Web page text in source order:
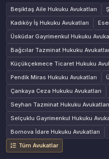
Beşiktaş Aile Hukuku Avukatları
Kadıköy İş Hukuku Avukatları
Üsküdar Gayrimenkul Hukuku
Bağcılar Tazminat Hukuku
Küçükçekmece Ticaret Hukuku
Pendik Miras Hukuku Avukatları
Çankaya Ceza Hukuku Avukatları
Seyhan Tazminat Hukuku Avukatları
Selçuklu Gayrimenkul Hukuku
Bornova İdare Hukuku Avukatları
Tüm Avukatlar